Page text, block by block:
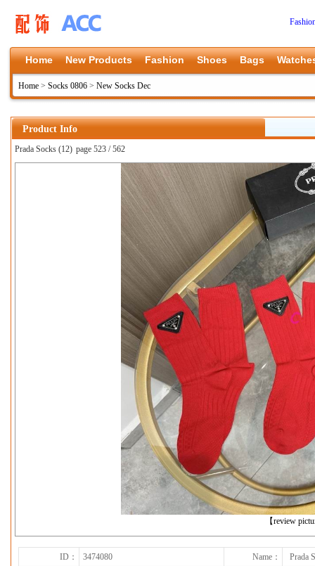
Home New Products Fashion Shoes Bags
Home > Socks 0806 > New Socks Dec
Product Info
Prada Socks (12) page 523 / 562
【review
上一张
下一张
ID： 3474080 Name：
Prada